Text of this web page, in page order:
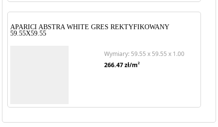
APARICI ABSTRA WHITE GRES REKTYFIKOWANY
59.55X59.55
Wymiary: 59.55 x 59.55 x 1.00
266.47zł/m2